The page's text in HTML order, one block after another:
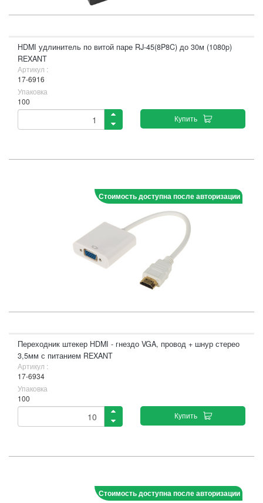
HDMI удлинитель по витой паре RJ-45(8P8C) до 30м (1080p)
REXANT
Артикул :
17-6916
Упаковка
100
Купить
Стоимость доступна после авторизации
Переходник штекер HDMI - гнездо VGA, провод + шнур стерео
3,5мм с питанием REXANT
Артикул :
17-6934
Упаковка
100
Купить
Стоимость доступна после авторизации